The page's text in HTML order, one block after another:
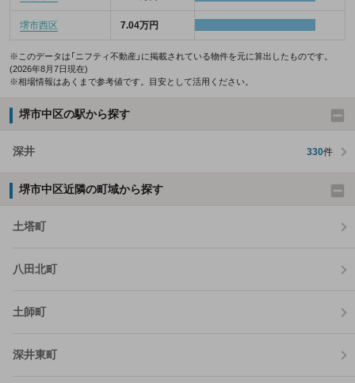
堺市西区 7.04万円
※このデータは「ニフティ不動産」に掲載されている物件を元に算出したものです。
(2026年8月7日現在)
※相場情報はあくまで参考値です。目安として活用ください。
堺市中区の駅から探す
深井 330件
堺市中区近隣の町域から探す
土塔町
八田北町
土師町
深井東町